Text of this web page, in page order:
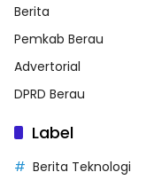
Berita
Pemkab Berau
Advertorial
DPRD Berau
Label
Berita Teknologi